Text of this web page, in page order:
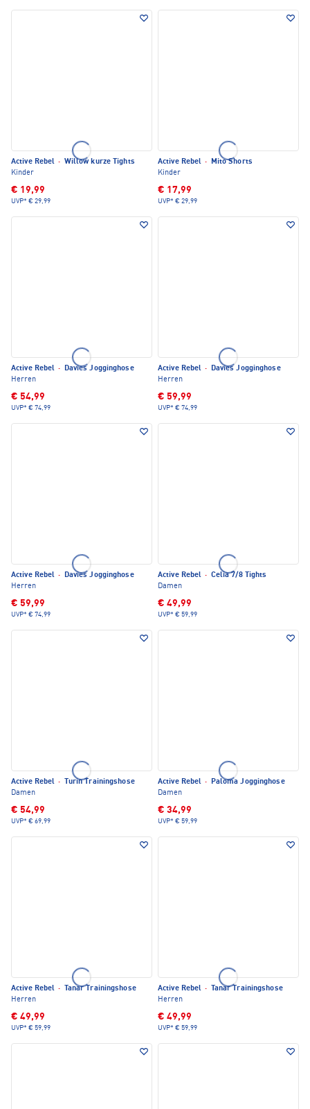
Active Rebel · Willow kurze Tights
Kinder
€ 19,99
UVP* € 29,99
Active Rebel ·
Mito Shorts
Kinder
€ 17,99
UVP* € 29,99
Active Rebel ·
Davies Jogginghose
Herren
€ 54,99
UVP* € 74,99
Active Rebel ·
Davies Jogginghose
Herren
€ 59,99
UVP* € 74,99
Active Rebel ·
Davies Jogginghose
Herren
€ 59,99
UVP* € 74,99
Active Rebel · Celia 7/8 Tights
Damen
€ 49,99
UVP* € 59,99
Active Rebel ·
Turin Trainingshose
Damen
€ 54,99
UVP* € 69,99
Active Rebel ·
Paloma Jogginghose
Damen
€ 34,99
UVP* € 59,99
Active Rebel ·
Tanar Trainingshose
Herren
€ 49,99
UVP* € 59,99
Active Rebel ·
Tanar Trainingshose
Herren
€ 49,99
UVP* € 59,99